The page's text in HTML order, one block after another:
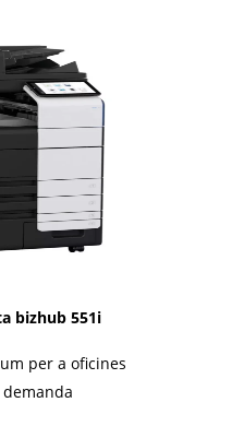
bizhub 551i
per a oficines